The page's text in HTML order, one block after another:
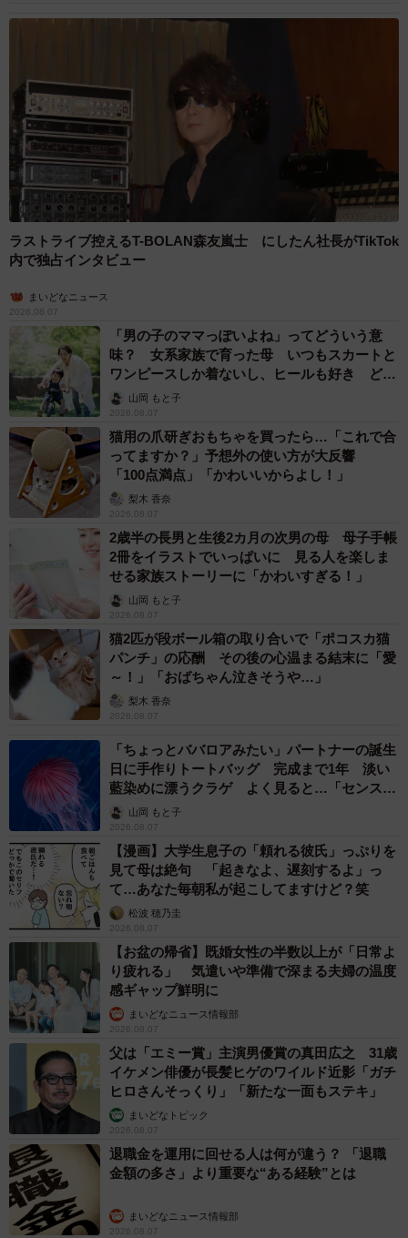
南海との仲がいいからできた路線…ではない？
「JRと南海が仲がいいから羽衣線ができたのか」と思う読
者がいるかもしれません。しかし答えは違う…どころか、
阪和線と南海がバチバチのライバル関係だったから、開業
した路線なのです。
羽衣線は1929（昭和4）年に開業しました。当時、阪和線
は国鉄ではなく阪和電気鉄道という一私鉄でした。南海と
阪和電気鉄道は大阪～和歌山間の鉄道輸送をめぐってバチ
バチのライバル関係でした。
海側にあった南海は住宅開発と共に海水浴場の整備にも着
手。南海が開発した浜寺公園は大阪近郊にあるリゾート地
でした。
阪和電気鉄道は内陸側にあるため南海のようにリゾート開
発はできませんでした。その代わり、浜寺公園へのアクセ
ス路線として現在の羽衣線にあたる浜寺支線を開業させた
のです。同線は和歌山へ到達する前に開業し、現在の東羽
衣駅は「阪和浜寺」という駅名でした。しかも開業月は7
月。狙いは明らかです。
南海にしてみればせっかく開発したリゾート地へのお客さ
んを羽衣線、阪和電気鉄道に横取りされるという危機感が
あったことでしょう。
阪和電気鉄道は1940（昭和15）年に南海に買収され、
1944（昭和19）年に戦時買収により国有化され現在に至り
ます。現在の羽衣線は沿線住民の足として機能し、南海と
阪和線もかつてほどのライバル関係ではありません。羽衣
線はし烈な南海と阪和電気鉄道との競争を今に伝える貴重
ラストライブ控えるT-BOLAN森友嵐士 にしたん社長がTikTok
内で独占インタビュー
まいどなニュース
2026.08.07
「男の子のママっぽいよね」ってどういう意
味？ 女系家族で育った母 いつもスカートと
ワンピースしか着ないし、ヒールも好き どの
へんが…
山岡 もと子
2026.08.07
猫用の爪研ぎおもちゃを買ったら…「これで合
ってますか？」予想外の使い方が大反響
「100点満点」「かわいいからよし！」
梨木 香奈
2026.08.07
2歳半の長男と生後2カ月の次男の母 母子手帳
2冊をイラストでいっぱいに 見る人を楽しま
せる家族ストーリーに「かわいすぎる！」
山岡 もと子
2026.08.07
猫2匹が段ボール箱の取り合いで「ポコスカ猫
パンチ」の応酬 その後の心温まる結末に「愛
～！」「おばちゃん泣きそうや…」
梨木 香奈
2026.08.07
「ちょっとババロアみたい」パートナーの誕生
日に手作りトートバッグ 完成まで1年 淡い
藍染めに漂うクラゲ よく見ると…「センスす
ごい」山岡 もと子
2026.08.07
【漫画】大学生息子の「頼れる彼氏」っぷりを
見て母は絶句 「起きなよ、遅刻するよ」っ
て…あなた毎朝私が起こしてますけど？笑
松波 穂乃圭
2026.08.07
【お盆の帰省】既婚女性の半数以上が「日常よ
り疲れる」 気遣いや準備で深まる夫婦の温度
感ギャップ鮮明に
まいどなニュース情報部
2026.08.07
父は「エミー賞」主演男優賞の真田広之 31歳
イケメン俳優が長髪ヒゲのワイルド近影「ガチ
ヒロさんそっくり」「新たな一面もステキ」
まいどなトピック
2026.08.07
退職金を運用に回せる人は何が違う？ 「退職
金額の多さ」より重要な“ある経験”とは
まいどなニュース情報部
2026.08.07